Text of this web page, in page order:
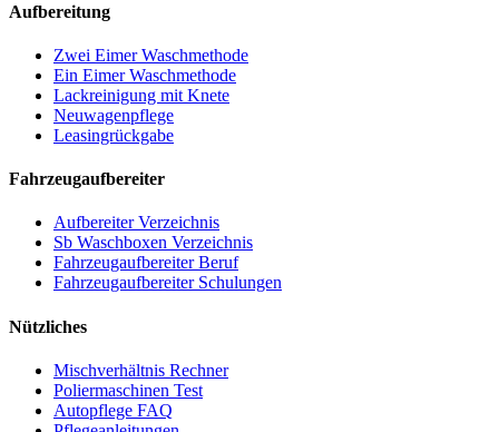
Aufbereitung
Zwei Eimer Waschmethode
Ein Eimer Waschmethode
Lackreinigung mit Knete
Neuwagenpflege
Leasingrückgabe
Fahrzeugaufbereiter
Aufbereiter Verzeichnis
Sb Waschboxen Verzeichnis
Fahrzeugaufbereiter Beruf
Fahrzeugaufbereiter Schulungen
Nützliches
Mischverhältnis Rechner
Poliermaschinen Test
Autopflege FAQ